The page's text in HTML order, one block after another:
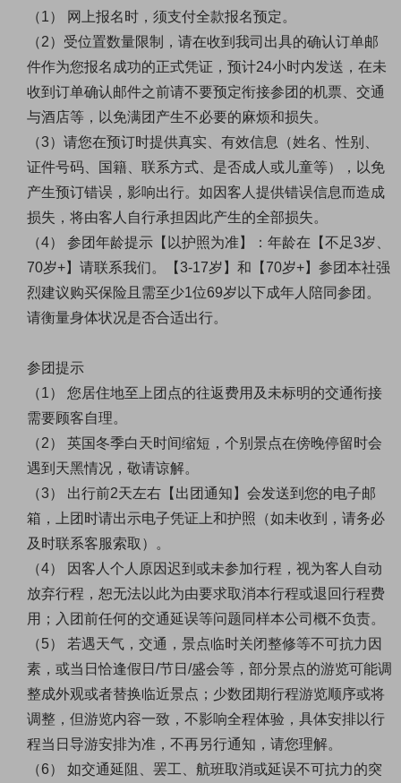
（1） 网上报名时，须支付全款报名预定。
（2）受位置数量限制，请在收到我司出具的确认订单邮
件作为您报名成功的正式凭证，预计24小时内发送，在未
收到订单确认邮件之前请不要预定衔接参团的机票、交通
与酒店等，以免满团产生不必要的麻烦和损失。
（3）请您在预订时提供真实、有效信息（姓名、性别、
证件号码、国籍、联系方式、是否成人或儿童等），以免
产生预订错误，影响出行。如因客人提供错误信息而造成
损失，将由客人自行承担因此产生的全部损失。
（4） 参团年龄提示【以护照为准】：年龄在【不足3岁、
70岁+】请联系我们。【3-17岁】和【70岁+】参团本社强
烈建议购买保险且需至少1位69岁以下成年人陪同参团。
请衡量身体状况是否合适出行。
参团提示
（1） 您居住地至上团点的往返费用及未标明的交通衔接
需要顾客自理。
（2） 英国冬季白天时间缩短，个别景点在傍晚停留时会
遇到天黑情况，敬请谅解。
（3） 出行前2天左右【出团通知】会发送到您的电子邮
箱，上团时请出示电子凭证上和护照（如未收到，请务必
及时联系客服索取）。
（4） 因客人个人原因迟到或未参加行程，视为客人自动
放弃行程，恕无法以此为由要求取消本行程或退回行程费
用；入团前任何的交通延误等问题同样本公司概不负责。
（5） 若遇天气，交通，景点临时关闭整修等不可抗力因
素，或当日恰逢假日/节日/盛会等，部分景点的游览可能调
整成外观或者替换临近景点；少数团期行程游览顺序或将
调整，但游览内容一致，不影响全程体验，具体安排以行
程当日导游安排为准，不再另行通知，请您理解。
（6） 如交通延阻、罢工、航班取消或延误不可抗力的突